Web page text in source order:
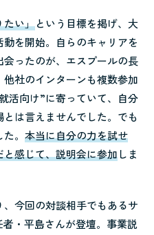
たい」という目標を掲げ、大
を開始。自らのキャリアを
ったのが、エスプールの長
社のインターンも複数参加
活向け”に寄っていて、自分
は言えませんでした。でも
。 本当に自分の力を試せ
感じて、説明会に参加しま
今回の対談相手でもあるサ
・平島さんが登壇。事業説